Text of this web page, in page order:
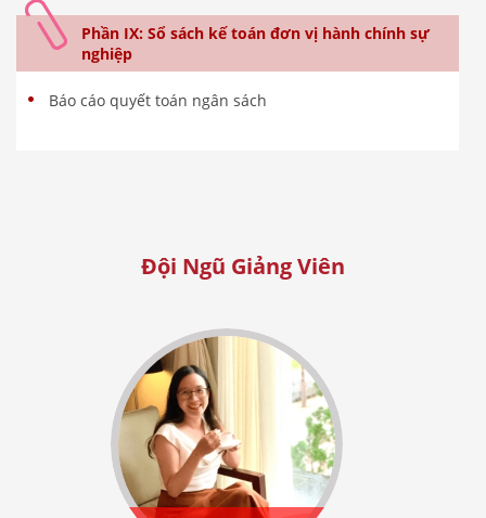
Phần IX: Sổ sách kế toán đơn vị hành chính sự
nghiệp
Báo cáo quyết toán ngân sách
Đội Ngũ Giảng Viên